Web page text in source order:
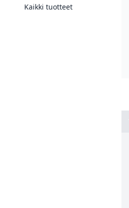
Kaikki tuotteet